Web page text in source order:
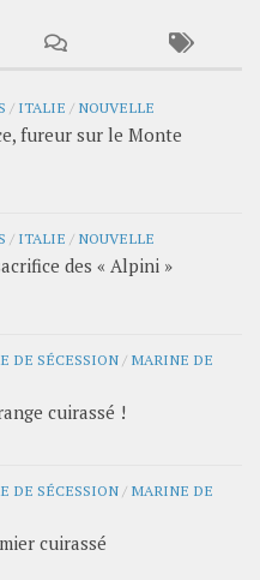
/ ITALIE / NOUVELLE
fureur sur le Monte
/ ITALIE / NOUVELLE
des « Alpini »
DE SÉCESSION/ MARINE DE
cuirassé !
DE SÉCESSION/ MARINE DE
cuirassé